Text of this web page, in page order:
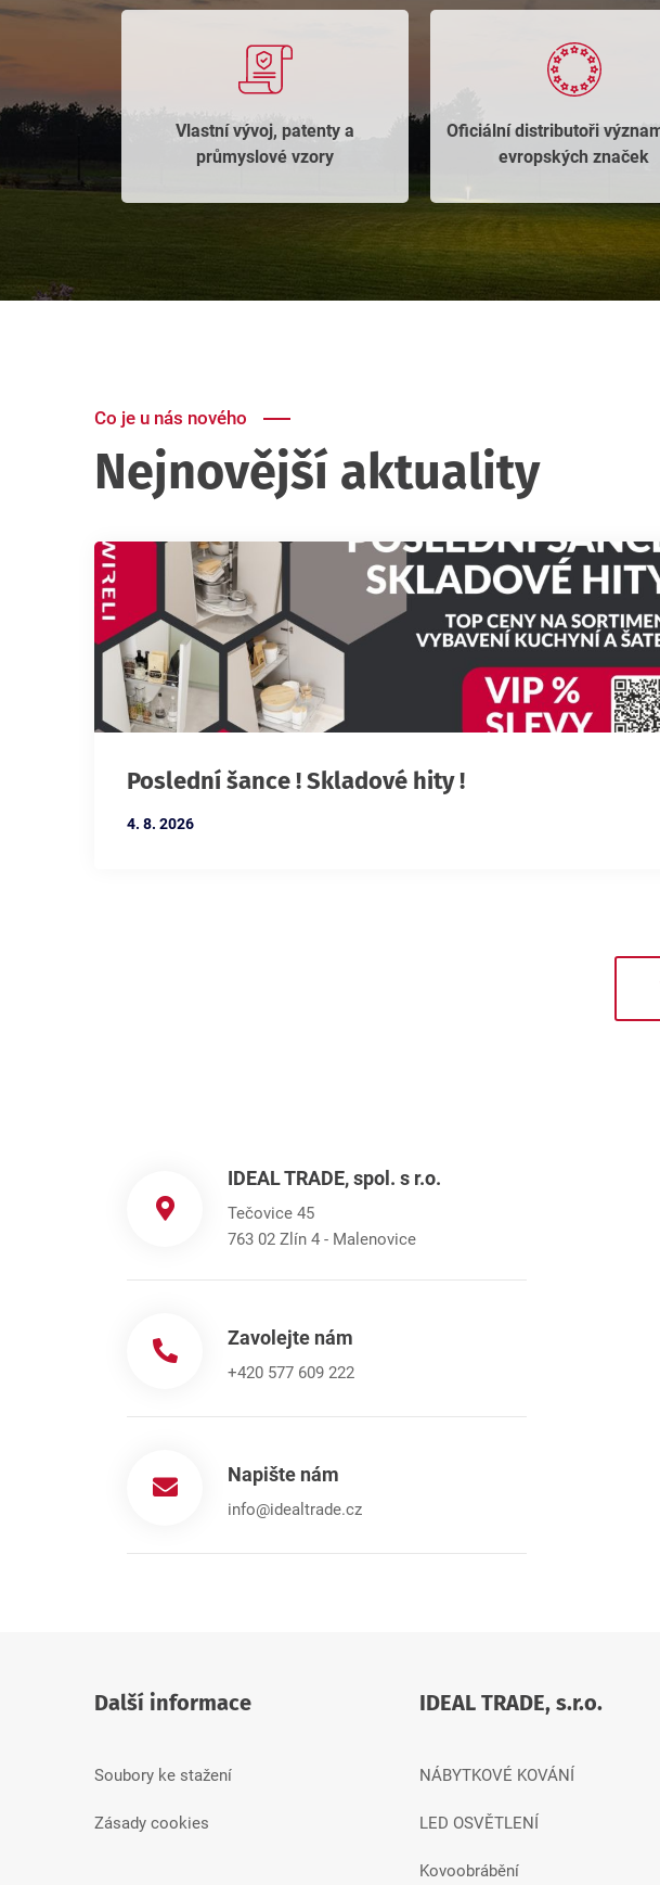
Vlastní vývoj, patenty a
průmyslové vzory​
Oficiální distributoři
evropských značek​
Co je u nás nového
Nejnovější aktuality
Poslední šance ! Skladové hity !
4. 8. 2026
IDEAL TRADE, spol. s r.o.​
Tečovice 45
763 02 Zlín 4 - Malenovice
Zavolejte nám
+420 577 609 222
Napište nám
info@idealtrade.cz
Další informace
Soubory ke stažení
Zásady cookies
IDEAL TRADE, s.r.o.
NÁBYTKOVÉ KOVÁNÍ
LED OSVĚTLENÍ
Kovoobrábění